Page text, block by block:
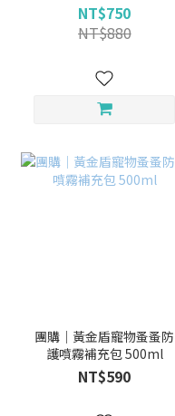
NT$750
NT$880
團購｜黃金盾寵物蚤蚤防
護噴霧補充包 500ml
NT$590